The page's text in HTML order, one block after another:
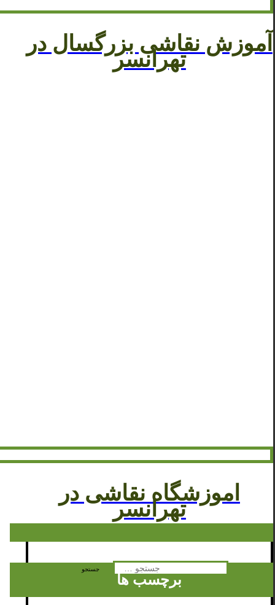
آموزش نقاشی بزرگسال در
تهرانسر
اموزشگاه نقاشی در
تهرانسر
برچسب ها